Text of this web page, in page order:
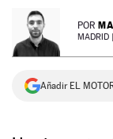
NEWSLETTER POR
MADRID |
Añadir EL